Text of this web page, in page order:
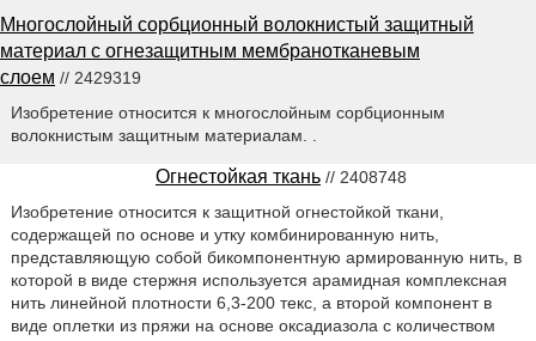
Многослойный сорбционный волокнистый защитный
материал с огнезащитным мембранотканевым
слоем // 2429319
Изобретение относится к многослойным сорбционным
волокнистым защитным материалам. .
Огнестойкая ткань // 2408748
Изобретение относится к защитной огнестойкой ткани,
содержащей по основе и утку комбинированную нить,
представляющую собой бикомпонентную армированную нить, в
которой в виде стержня используется арамидная комплексная
нить линейной плотности 6,3-200 текс, а второй компонент в
виде оплетки из пряжи на основе оксадиазола с количеством